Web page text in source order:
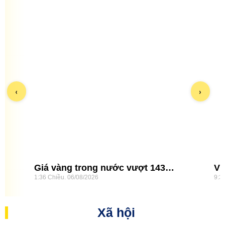
Giá vàng trong nước vượt 143
triệu đồng/lượng
1:36 Chiều 06/08/2026
‹ ›
Xã hội